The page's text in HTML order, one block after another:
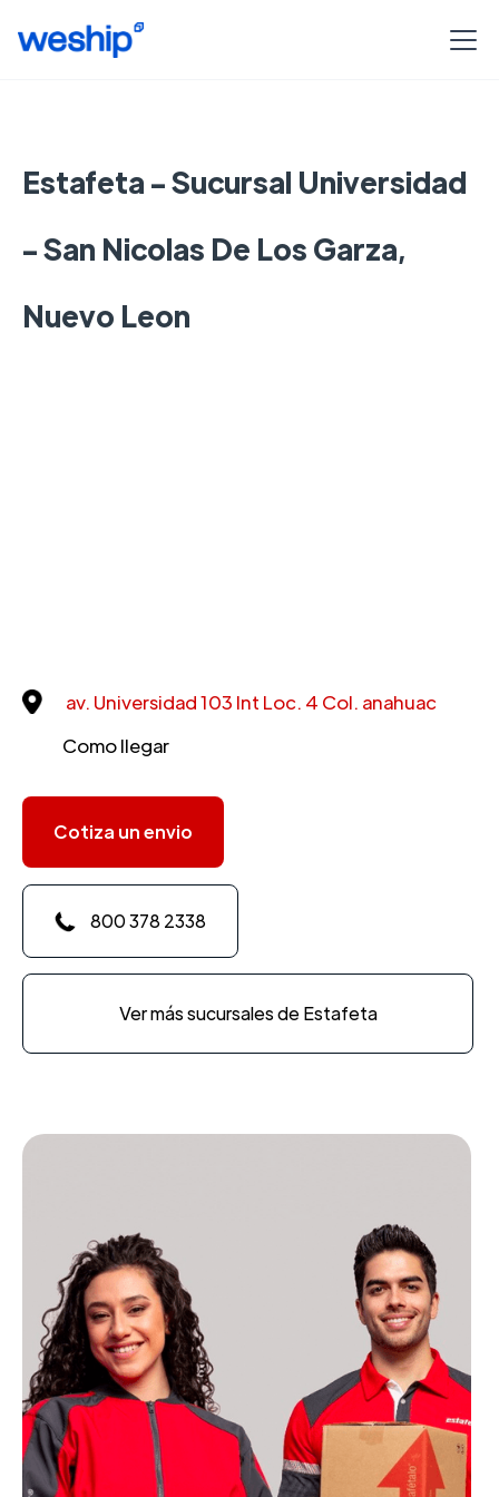
Estafeta - Sucursal Universidad
- San Nicolas De Los Garza,
Nuevo Leon
av. Universidad 103 Int Loc. 4 Col. anahuac
Como llegar
Cotiza un envio
800 378 2338
Ver más sucursales de Estafeta